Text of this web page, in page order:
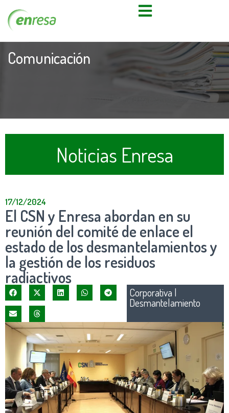
Comunicación
Noticias Enresa
17/12/2024
El CSN y Enresa abordan en su
reunión del comité de enlace el
estado de los desmantelamientos y
la gestión de los residuos
radiactivos
Corporativa |
Desmantelamiento